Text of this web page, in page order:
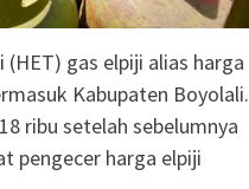
gas elpiji alias harga
Kabupaten Boyolali.
ribu setelah sebelumnya
pengecer harga elpiji